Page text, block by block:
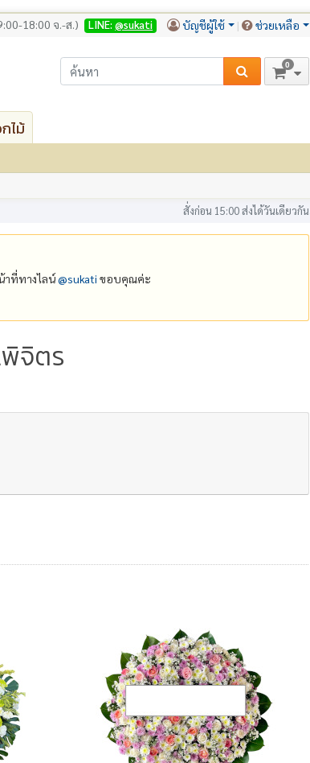
18:00 จ.-ส.) LINE:@sukati บัญชีผู้ใช้ ช่วยเหลือ
0
ไม้
สั่งก่อน 15:00 ส่งได้วันเดียวกัน
าที่ทางไลน์@‌sukati ขอบคุณค่ะ
จิตร